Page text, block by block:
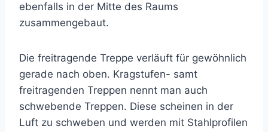
ebenfalls in der Mitte des Raums
zusammengebaut.
Die freitragende Treppe verläuft für gewöhnlich
gerade nach oben. Kragstufen- samt
freitragenden Treppen nennt man auch
schwebende Treppen. Diese scheinen in der
Luft zu schweben und werden mit Stahlprofilen